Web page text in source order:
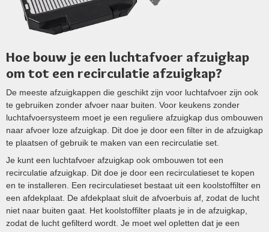
Hoe bouw je een luchtafvoer afzuigkap
om tot een recirculatie afzuigkap?
De meeste afzuigkappen die geschikt zijn voor luchtafvoer zijn ook
te gebruiken zonder afvoer naar buiten. Voor keukens zonder
luchtafvoersysteem moet je een reguliere afzuigkap dus ombouwen
naar afvoer loze afzuigkap. Dit doe je door een filter in de afzuigkap
te plaatsen of gebruik te maken van een recirculatie set.
Je kunt een luchtafvoer afzuigkap ook ombouwen tot een
recirculatie afzuigkap. Dit doe je door een recirculatieset te kopen
en te installeren. Een recirculatieset bestaat uit een koolstoffilter en
een afdekplaat. De afdekplaat sluit de afvoerbuis af, zodat de lucht
niet naar buiten gaat. Het koolstoffilter plaats je in de afzuigkap,
zodat de lucht gefilterd wordt. Je moet wel opletten dat je een